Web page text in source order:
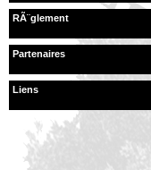
RÃ¨glement
Partenaires
Liens